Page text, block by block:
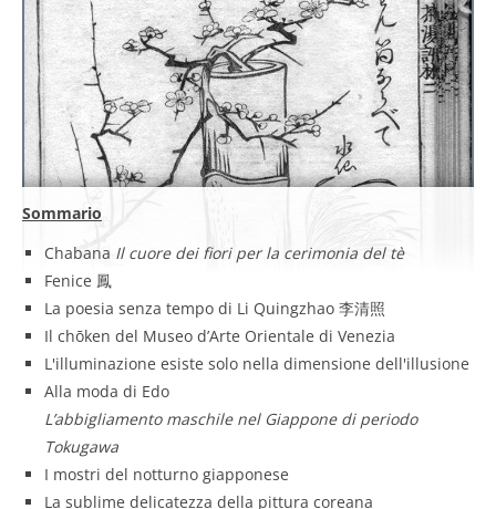
Sommario
Chabana Il cuore dei fiori per la cerimonia del tè
Fenice 鳳
La poesia senza tempo di Li Quingzhao 李清照
Il chōken del Museo d’Arte Orientale di Venezia
L'illuminazione esiste solo nella dimensione dell'illusione
Alla moda di Edo
L’abbigliamento maschile nel Giappone di periodo
Tokugawa
I mostri del notturno giapponese
La sublime delicatezza della pittura coreana